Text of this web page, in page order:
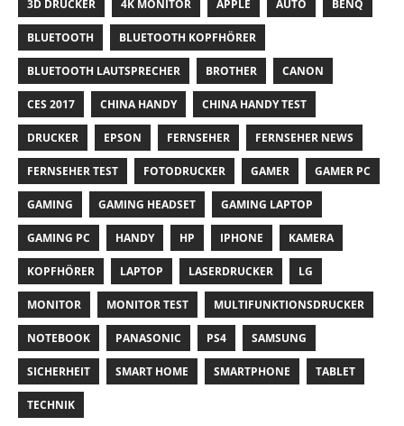
3D DRUCKER 4K MONITOR APPLE AUTO BENQ
BLUETOOTH BLUETOOTH KOPFHÖRER
BLUETOOTH LAUTSPRECHER BROTHER CANON
CES 2017 CHINA HANDY CHINA HANDY TEST
DRUCKER EPSON FERNSEHER FERNSEHER NEWS
FERNSEHER TEST FOTODRUCKER GAMER GAMER PC
GAMING GAMING HEADSET GAMING LAPTOP
GAMING PC HANDY HP IPHONE KAMERA
KOPFHÖRER LAPTOP LASERDRUCKER LG
MONITOR MONITOR TEST MULTIFUNKTIONSDRUCKER
NOTEBOOK PANASONIC PS4 SAMSUNG
SICHERHEIT SMART HOME SMARTPHONE TABLET
TECHNIK